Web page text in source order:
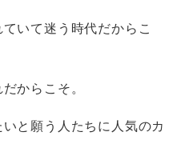
いて迷う時代だからこ
からこそ。
と願う人たちに人気のカ